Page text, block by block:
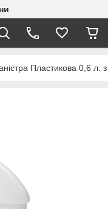
Пластикова 0,6